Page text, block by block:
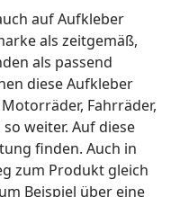
auf Aufkleber
als zeitgemäß,
als passend
diese Aufkleber
Fahrräder,
weiter. Auf diese
finden. Auch in
zum Produkt gleich
Beispiel über eine